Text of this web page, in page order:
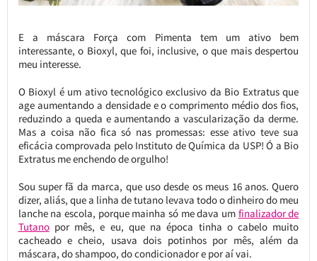
E a máscara Força com Pimenta tem um ativo bem
interessante, o Bioxyl, que foi, inclusive, o que mais despertou
meu interesse.
O Bioxyl é um ativo tecnológico exclusivo da Bio Extratus que
age aumentando a densidade e o comprimento médio dos fios,
reduzindo a queda e aumentando a vascularização da derme.
Mas a coisa não fica só nas promessas: esse ativo teve sua
eficácia comprovada pelo Instituto de Química da USP! Ó a Bio
Extratus me enchendo de orgulho!
Sou super fã da marca, que uso desde os meus 16 anos. Quero
dizer, aliás, que a linha de tutano levava todo o dinheiro do meu
lanche na escola, porque mainha só me dava um finalizador de
Tutanopor mês, e eu, que na época tinha o cabelo muito
cacheado e cheio, usava dois potinhos por mês, além da
máscara, do shampoo, do condicionador e por aí vai.